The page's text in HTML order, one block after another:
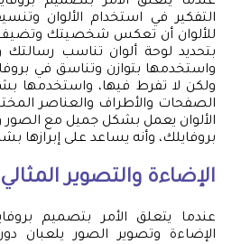
التفكير في استخدام الألوان
للألوان أن تعكس شخصيتك وتضيف
بتحديد لوحة ألوان تناسب
واستخدمها بتوازن وتناسق في
ولكن لا تفرط فيها، واستخدمها
الصفحات والأطراف والعناصر
الألوان يعمل بشكل جميل مع
بروفايلك، وأنه يساعد على إبرازها
الإضاءة والتصوير المثالي
عندما يتعلق الأمر بتصميم
الإضاءة وتصوير الصور يلعبان